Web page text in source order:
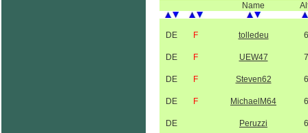
Name
DE F tolledeu
DE F UEW47
DE F Steven62
DE F MichaelM64
DE Peruzzi